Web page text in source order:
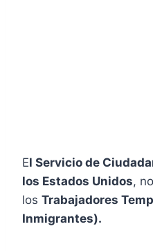
El Servicio de
los Estados Unidos,
los Trabajadores
Inmigrantes).